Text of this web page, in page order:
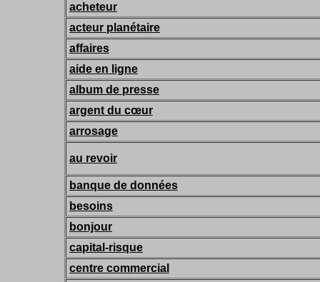
acheteur
acteur planétaire
affaires
aide en ligne
album de presse
argent du cœur
arrosage
au revoir
banque de données
besoins
bonjour
capital-risque
centre commercial